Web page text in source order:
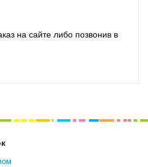
на сайте либо позвонив в